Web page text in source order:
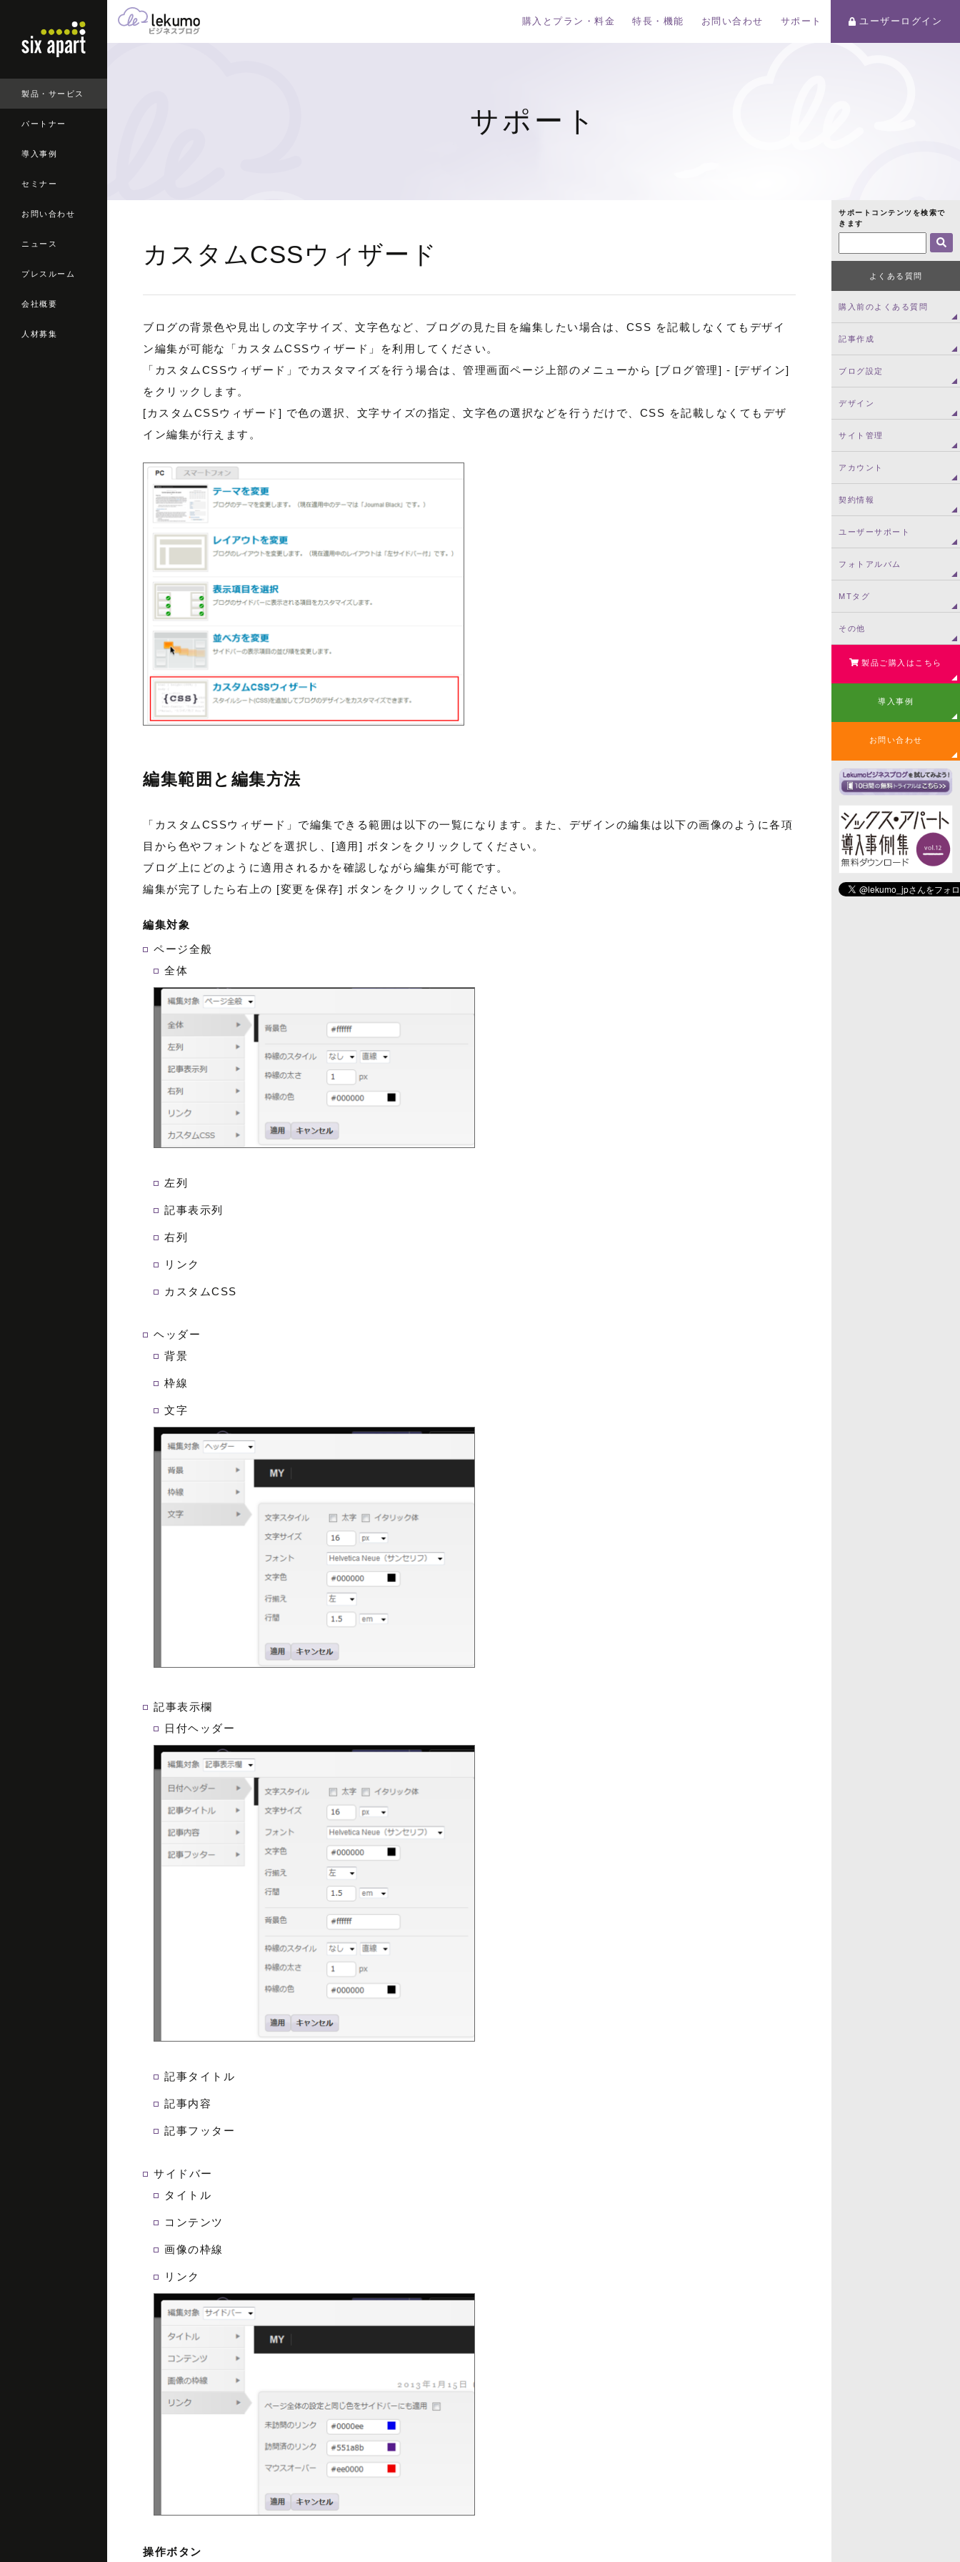
製品・サービス
パートナー
導入事例
セミナー
お問い合わせ
ニュース
プレスルーム
会社概要
人材募集
購入とプラン・料金 特長・機能 お問い合わせ サポート ユーザーログイン
サポート
カスタムCSSウィザード
ブログの背景色や見出しの文字サイズ、文字色など、ブログの見た目を編集したい場合は、CSS を記載しなくてもデザイ
ン編集が可能な「カスタムCSSウィザード」を利用してください。
「カスタムCSSウィザード」でカスタマイズを行う場合は、管理画面ページ上部のメニューから [ブログ管理] - [デザイン]
をクリックします。
[カスタムCSSウィザード] で色の選択、文字サイズの指定、文字色の選択などを行うだけで、CSS を記載しなくてもデザ
イン編集が行えます。
編集範囲と編集方法
「カスタムCSSウィザード」で編集できる範囲は以下の一覧になります。また、デザインの編集は以下の画像のように各項
目から色やフォントなどを選択し、[適用] ボタンをクリックしてください。
ブログ上にどのように適用されるかを確認しながら編集が可能です。
編集が完了したら右上の [変更を保存] ボタンをクリックしてください。
編集対象
ページ全般
全体
左列
記事表示列
右列
リンク
カスタムCSS
ヘッダー
背景
枠線
文字
記事表示欄
日付ヘッダー
記事タイトル
記事内容
記事フッター
サイドバー
タイトル
コンテンツ
画像の枠線
リンク
操作ボタン
サポートコンテンツを検索で
きます
よくある質問
購入前のよくある質問
記事作成
ブログ設定
デザイン
サイト管理
アカウント
契約情報
ユーザーサポート
フォトアルバム
MTタグ
その他
製品ご購入はこちら
導入事例
お問い合わせ